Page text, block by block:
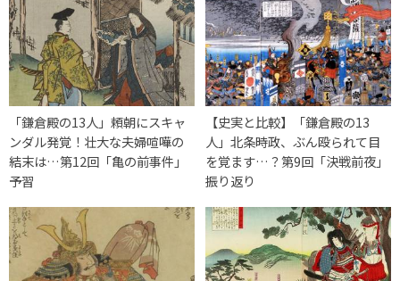
「鎌倉殿の13人」頼朝にスキャ
ンダル発覚！壮大な夫婦喧嘩の
結末は…第12回「亀の前事件」
予習
【史実と比較】「鎌倉殿の13
人」北条時政、ぶん殴られて目
を覚ます…？第9回「決戦前夜」
振り返り